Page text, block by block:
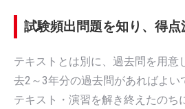
試験頻出問題を知り、得点
テキストとは別に、過去問を用意
去2～3年分の過去問があればよい
テキスト・演習を解き終えたのち